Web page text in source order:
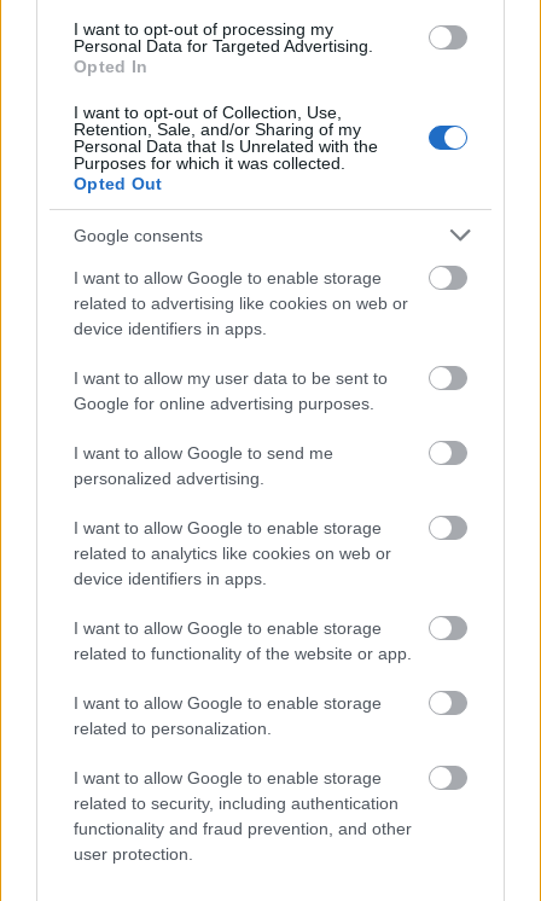
I want to opt-out of processing my
Personal Data for Targeted Advertising.
Opted In
I want to opt-out of Collection, Use,
Retention, Sale, and/or Sharing of my
Personal Data that Is Unrelated with the
Purposes for which it was collected.
Opted Out
Google consents
I want to allow Google to enable storage
related to advertising like cookies on web or
device identifiers in apps.
I want to allow my user data to be sent to
Google for online advertising purposes.
I want to allow Google to send me
personalized advertising.
I want to allow Google to enable storage
related to analytics like cookies on web or
device identifiers in apps.
I want to allow Google to enable storage
related to functionality of the website or app.
I want to allow Google to enable storage
related to personalization.
I want to allow Google to enable storage
related to security, including authentication
functionality and fraud prevention, and other
user protection.